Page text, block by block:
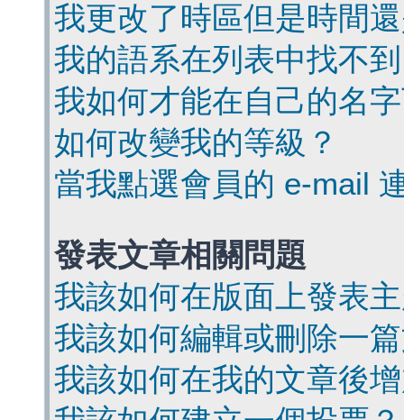
我更改了時區但是時間
我的語系在列表中找不
我如何才能在自己的名
如何改變我的等級？
當我點選會員的 e-mail
發表文章相關問題
我該如何在版面上發表
我該如何編輯或刪除一
我該如何在我的文章後